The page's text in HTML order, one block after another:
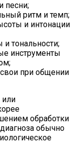
песни;
ритм и темп;
и интонации
тональности;
инструменты
при общении
или
обработки
обычно